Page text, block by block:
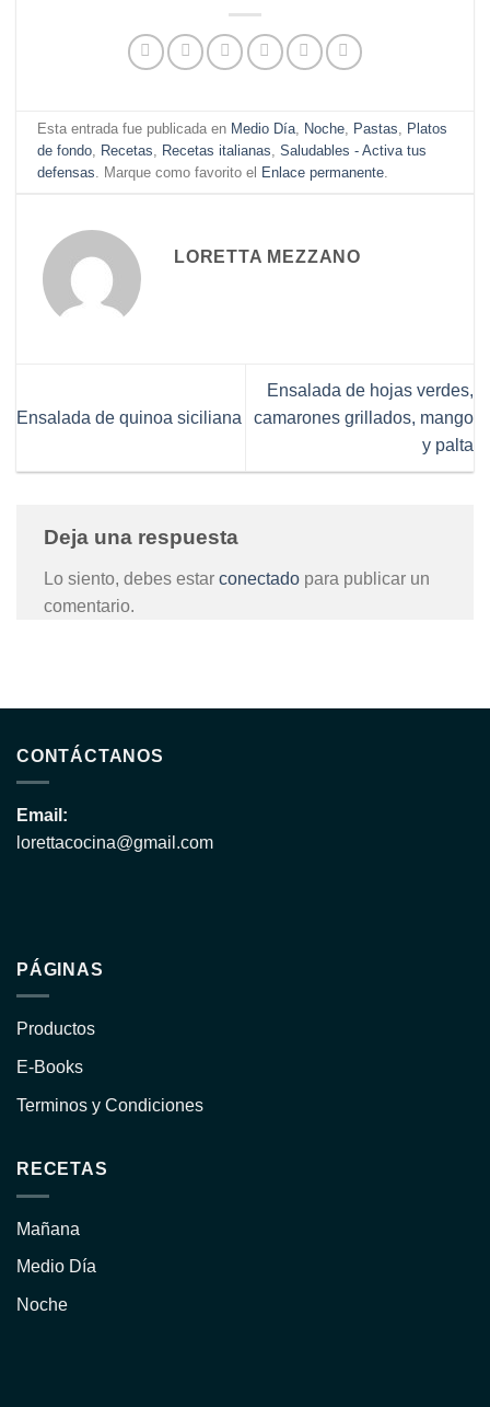
Esta entrada fue publicada en Medio Día, Noche, Pastas, Platos
de fondo, Recetas, Recetas italianas,Saludables - Activa tus
defensas. Marque como favorito el Enlace permanente.
LORETTA MEZZANO
Ensalada de quinoa siciliana
Ensalada de hojas verdes,
camarones grillados, mango
y palta
Deja una respuesta
Lo siento, debes estar conectado para publicar un
comentario.
CONTÁCTANOS
Email:
lorettacocina@gmail.com
PÁGINAS
Productos
E-Books
Terminos y Condiciones
RECETAS
Mañana
Medio Día
Noche